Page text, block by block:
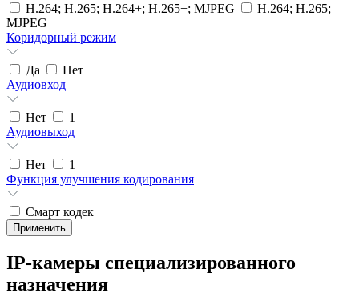
H.264; H.265; H.264+; H.265+; MJPEG
H.264; H.265;
MJPEG
Коридорный режим
Да
Нет
Аудиовход
Нет
1
Аудиовыход
Нет
1
Функция улучшения кодирования
Смарт кодек
IP-камеры специализированного
назначения